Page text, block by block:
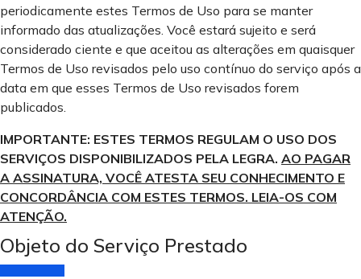
periodicamente estes Termos de Uso para se manter
informado das atualizações. Você estará sujeito e será
considerado ciente e que aceitou as alterações em quaisquer
Termos de Uso revisados pelo uso contínuo do serviço após a
data em que esses Termos de Uso revisados forem
publicados.
IMPORTANTE: ESTES TERMOS REGULAM O USO DOS
SERVIÇOS DISPONIBILIZADOS PELA LEGRA. AO PAGAR
A ASSINATURA, VOCÊ ATESTA SEU CONHECIMENTO E
CONCORDÂNCIA COM ESTES TERMOS. LEIA-OS COM
ATENÇÃO.
Objeto do Serviço Prestado